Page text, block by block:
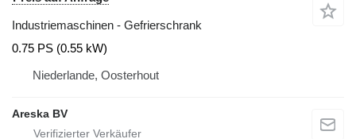
Industriemaschinen - Gefrierschrank
0.75 PS (0.55 kW)
Niederlande, Oosterhout
Areska BV